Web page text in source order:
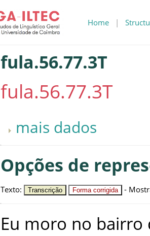
Home |
fula.56.77.3T
fula.56.77.3T
mais dados
Opções de
Texto: Transcrição Forma corrigida -
Eu moro no bairro